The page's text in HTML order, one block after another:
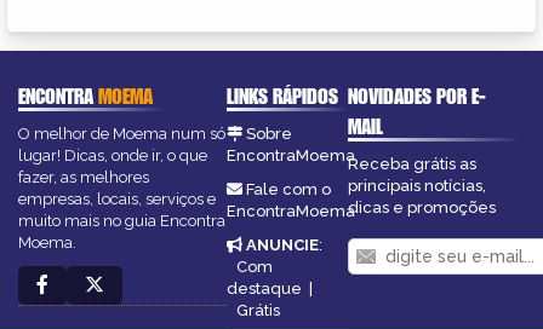
ENCONTRAMOEMA
O melhor de Moema num só
lugar! Dicas, onde ir, o que
fazer, as melhores
empresas, locais, serviços e
muito mais no guia Encontra
Moema.
LINKS RÁPIDOS
Sobre
EncontraMoema
Fale com o
EncontraMoema
ANUNCIE:
Com
destaque |
Grátis
NOVIDADES POR E-
MAIL
Receba grátis as
principais notícias,
dicas e promoções